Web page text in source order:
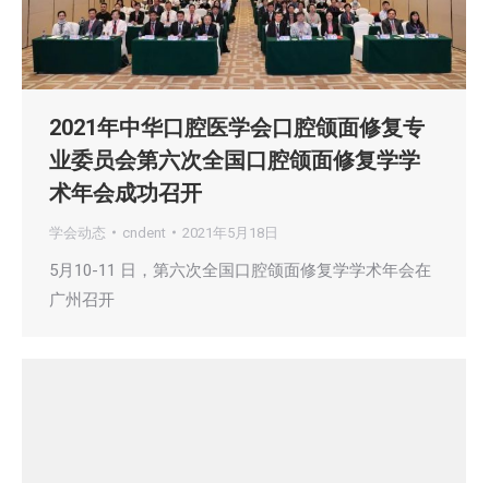
2021年中华口腔医学会口腔颌面修复专
业委员会第六次全国口腔颌面修复学学
术年会成功召开
学会动态 cndent 2021年5月18日
5月10-11 日，第六次全国口腔颌面修复学学术年会在
广州召开